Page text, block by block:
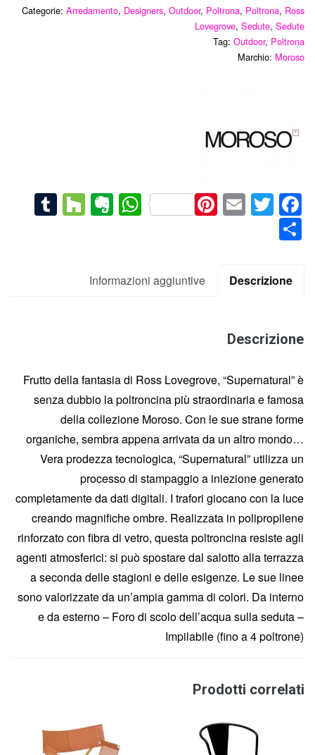
Categorie: Arredamento, Designers, Outdoor, Poltrona, Poltrona, Ross
Lovegrove, Sedute, Sedute
Tag: Outdoor, Poltrona
Marchio: Moroso
Facebook
Twitter
Email
Pinterest
WhatsApp
Evernote
Descrizione
Informazioni aggiuntive
Descrizione
Frutto della fantasia di Ross Lovegrove, “Supernatural” è
senza dubbio la poltroncina più straordinaria e famosa
della collezione Moroso. Con le sue strane forme
organiche, sembra appena arrivata da un altro mondo…
Vera prodezza tecnologica, “Supernatural” utilizza un
processo di stampaggio a iniezione generato
completamente da dati digitali. I trafori giocano con la luce
creando magnifiche ombre. Realizzata in polipropilene
rinforzato con fibra di vetro, questa poltroncina resiste agli
agenti atmosferici: si può spostare dal salotto alla terrazza
a seconda delle stagioni e delle esigenze. Le sue linee
sono valorizzate da un’ampia gamma di colori. Da interno
e da esterno – Foro di scolo dell’acqua sulla seduta –
Impilabile (fino a 4 poltrone)
Prodotti correlati